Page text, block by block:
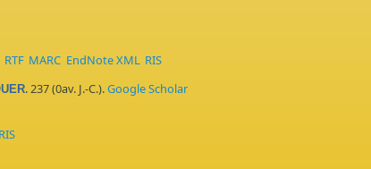
RTF MARC EndNote XML RIS
. 237 (0av. J.-C.).Google Scholar
RIS